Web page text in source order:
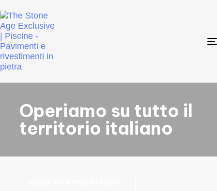
Operiamo su tutto il
territorio italiano